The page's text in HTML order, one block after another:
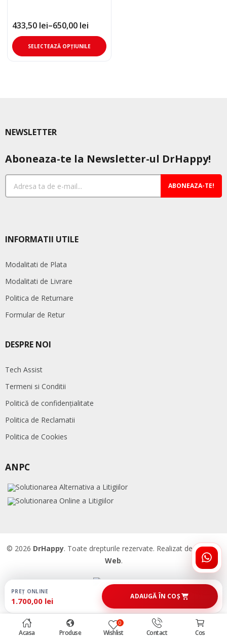
Acasa Produse
0
Wishlist Contact Cos
433,50 lei–650,00 lei
Interval
de
prețuri:
433,50 lei
până
SELECTEAZĂ OPȚIUNILE
Acest
în
NEWSLETTER
Aboneaza-te la Newsletter-ul DrHappy!
ABONEAZA-TE!
INFORMATII UTILE
Modalitati de Plata
Modalitati de Livrare
Politica de Returnare
Formular de Retur
DESPRE NOI
Tech Assist
Termeni si Conditii
Politică de confidențialitate
Politica de Reclamatii
Politica de Cookies
ANPC
© 2026 DrHappy. Toate drepturile rezervate. Realizat deAccent
Web.
PREȚ ONLINE
1.700,00 lei ADAUGĂ ÎN COȘ